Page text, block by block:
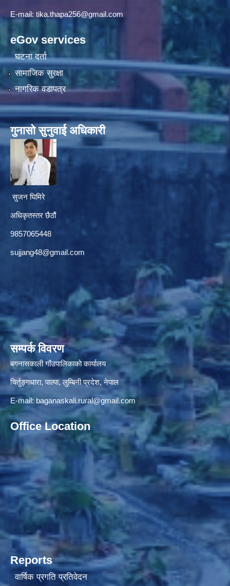
E-mail: tika.thapa256@gmail.com
eGov services
घटना दर्ता
सामाजिक सुरक्षा
नागरिक वडापत्र
गुनासाे सुनुवाई अधिकारी
सुजन घिमिरे
अधिकृतस्तर छैठौं‌
9857065448
sujjang48@gmail.com
सम्पर्क विवरण
बगनासकाली गाँउपालिकाकाे कार्यालय
चिर्तुङ्गधारा, पाल्पा, लुम्बिनी प्रदेश, नेपाल
E-mail: baganaskali.rural@gmail.com
Office Location
Reports
वार्षिक प्रगति प्रतिवेदन